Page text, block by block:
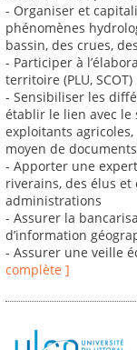
- Organiser et
phénomènes
bassin, des crues,
- Participer à
territoire (PLU, SCOT)
- Sensibiliser les
établir le lien avec le
exploitants
moyen de
- Apporter une
riverains, des élus et
administrations
- Assurer la
d’information
- Assurer une veille
complète ]